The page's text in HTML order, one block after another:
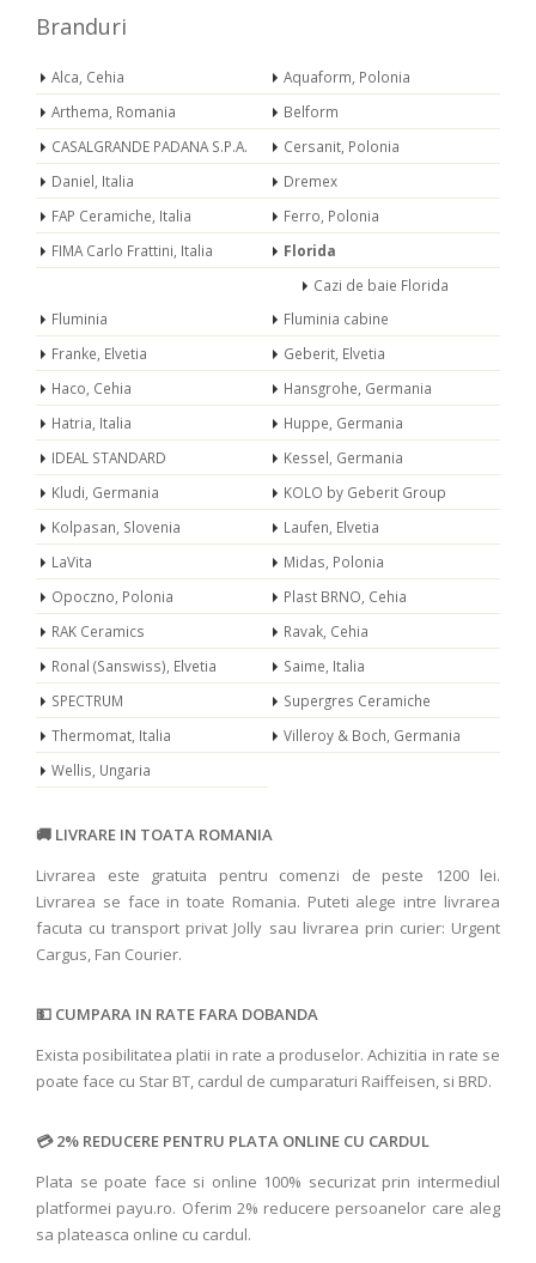
Branduri
Alca, Cehia
Aquaform, Polonia
Arthema, Romania
Belform
CASALGRANDE PADANA S.P.A.
Cersanit, Polonia
Daniel, Italia
Dremex
FAP Ceramiche, Italia
Ferro, Polonia
FIMA Carlo Frattini, Italia
Florida
Cazi de baie Florida
Fluminia
Fluminia cabine
Franke, Elvetia
Geberit, Elvetia
Haco, Cehia
Hansgrohe, Germania
Hatria, Italia
Huppe, Germania
IDEAL STANDARD
Kessel, Germania
Kludi, Germania
KOLO by Geberit Group
Kolpasan, Slovenia
Laufen, Elvetia
LaVita
Midas, Polonia
Opoczno, Polonia
Plast BRNO, Cehia
RAK Ceramics
Ravak, Cehia
Ronal (Sanswiss), Elvetia
Saime, Italia
SPECTRUM
Supergres Ceramiche
Thermomat, Italia
Villeroy & Boch, Germania
Wellis, Ungaria
LIVRARE IN TOATA ROMANIA
Livrarea este gratuita pentru comenzi de peste 1200 lei.
Livrarea se face in toate Romania. Puteti alege intre livrarea
facuta cu transport privat Jolly sau livrarea prin curier: Urgent
Cargus, Fan Courier.
CUMPARA IN RATE FARA DOBANDA
Exista posibilitatea platii in rate a produselor. Achizitia in rate se
poate face cu Star BT, cardul de cumparaturi Raiffeisen, si BRD.
2% REDUCERE PENTRU PLATA ONLINE CU CARDUL
Plata se poate face si online 100% securizat prin intermediul
platformei payu.ro. Oferim 2% reducere persoanelor care aleg
sa plateasca online cu cardul.